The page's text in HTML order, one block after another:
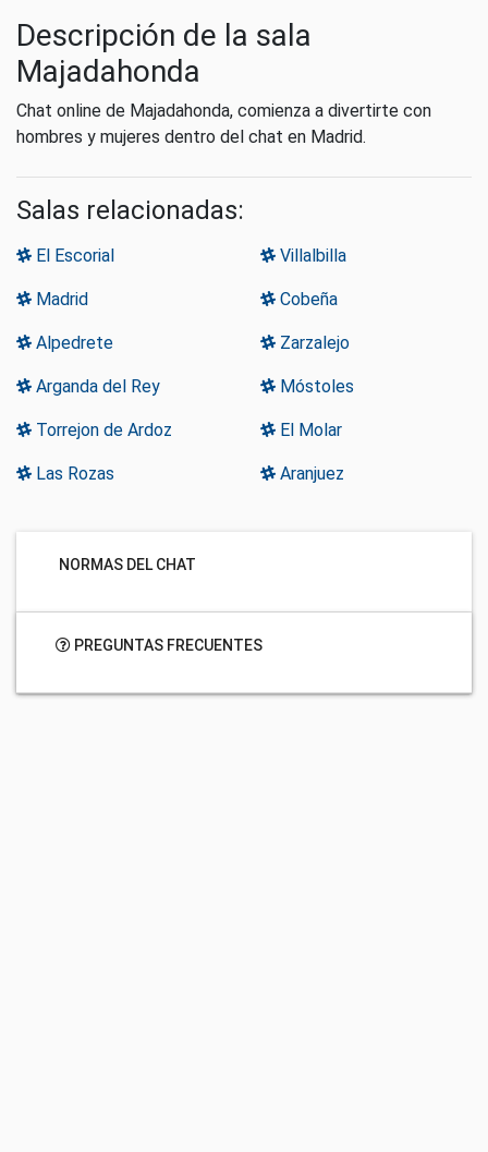
Descripción de la sala
Majadahonda
Chat online de Majadahonda, comienza a divertirte con
hombres y mujeres dentro del chat en Madrid.
Salas relacionadas:
El Escorial Villalbilla
Madrid Cobeña
Alpedrete Zarzalejo
Arganda del Rey Móstoles
Torrejon de Ardoz El Molar
Las Rozas Aranjuez
NORMAS DEL CHAT
PREGUNTAS FRECUENTES